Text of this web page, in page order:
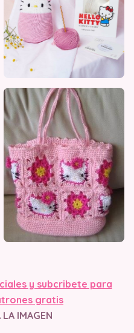
y subcribete para
gratis
LA IMAGEN